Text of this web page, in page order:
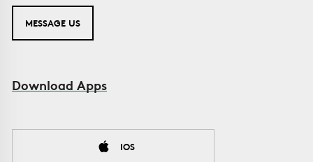
MESSAGE US
Download Apps
IOS